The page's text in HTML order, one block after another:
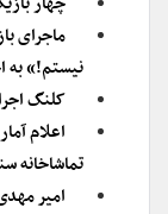
ماجرای
نیستم!» به
کلنگ
اعلام
تماشاخانه
امیر